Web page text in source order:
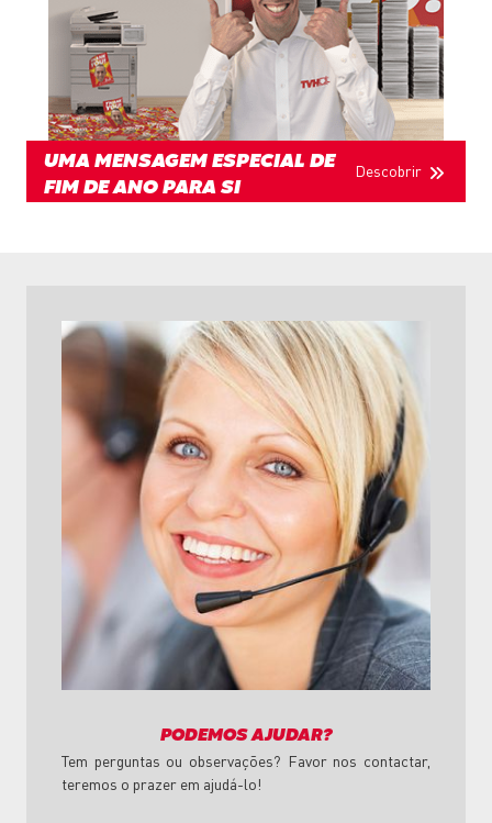
UMA MENSAGEM ESPECIAL DE
FIM DE ANO PARA SI
Descobrir
PODEMOS AJUDAR?
Tem perguntas ou observações? Favor nos contactar,
teremos o prazer em ajudá-lo!